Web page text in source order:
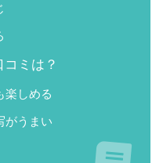
ミは？
楽しめる
がうまい